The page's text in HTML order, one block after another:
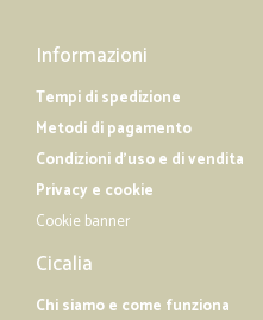
Informazioni
Tempi di spedizione
Metodi di pagamento
Condizioni d'uso e di vendita
Privacy e cookie
Cookie banner
Cicalia
Chi siamo e come funziona